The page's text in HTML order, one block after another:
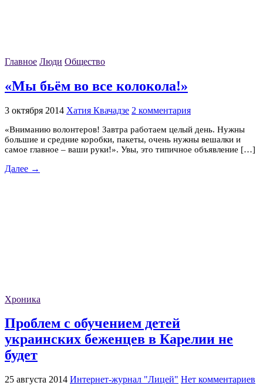
Главное Люди Общество
«Мы бьём во все колокола!»
3 октября 2014 Хатия Квачадзе 2 комментария
«Вниманию волонтеров! Завтра работаем целый день. Нужны
большие и средние коробки, пакеты, очень нужны вешалки и
самое главное – ваши руки!». Увы, это типичное объявление […]
Далее →
Хроника
Проблем с обучением детей
украинских беженцев в Карелии не
будет
25 августа 2014 Интернет-журнал "Лицей" Нет комментариев